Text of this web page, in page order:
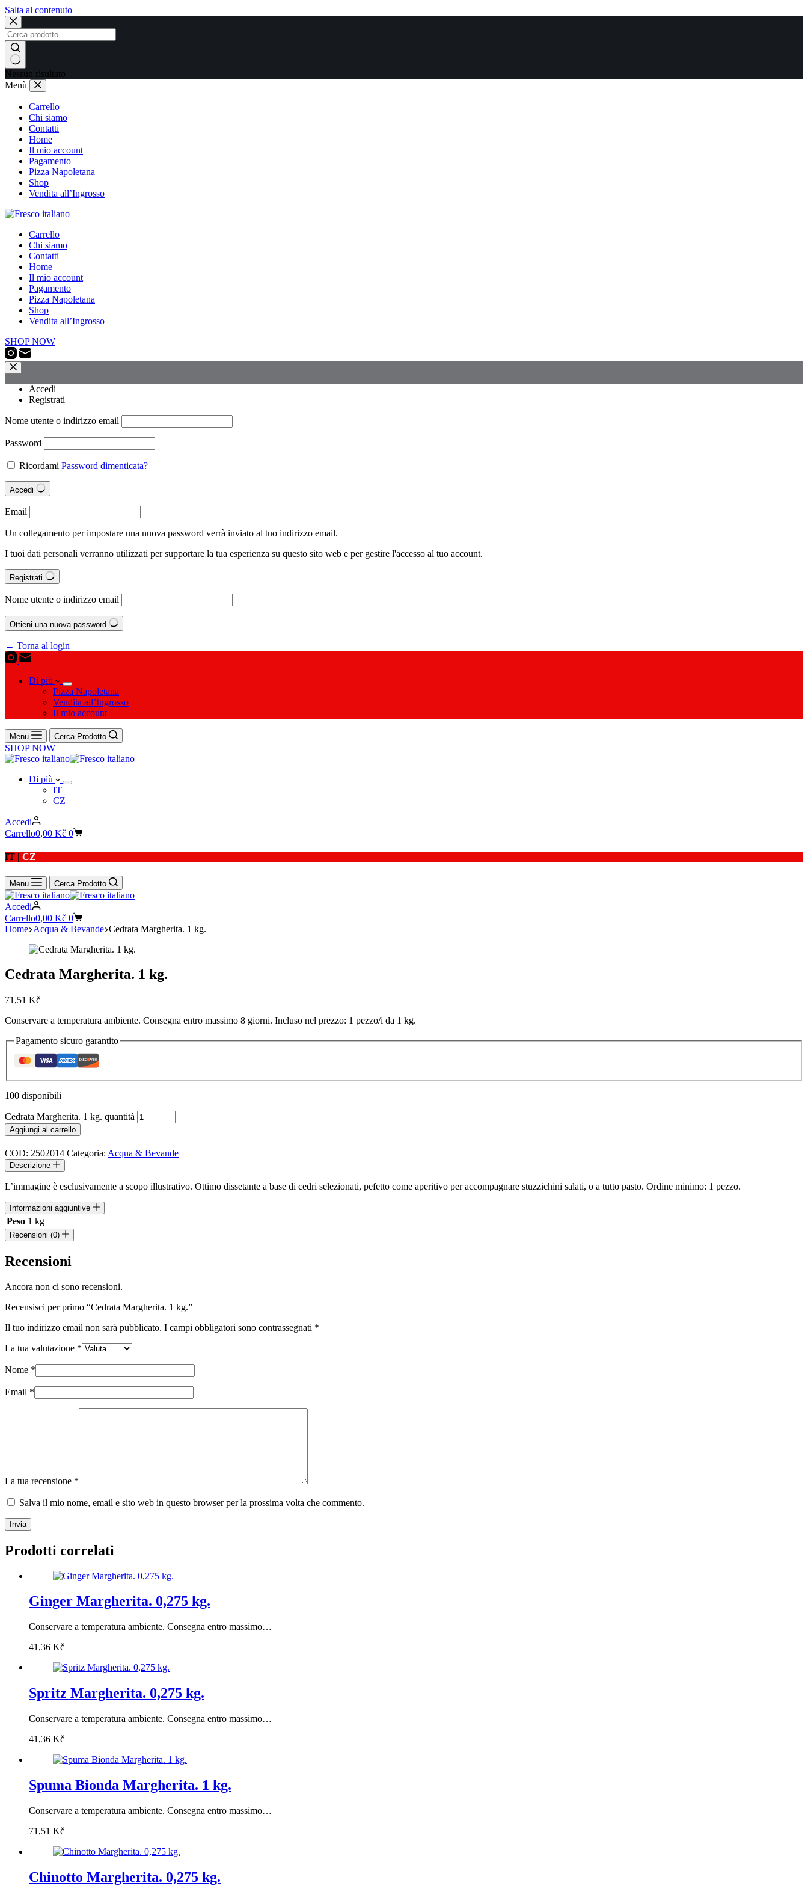
Salta al contenuto
Nessun risultato
Menù
Carrello
Chi siamo
Contatti
Home
Il mio account
Pagamento
Pizza Napoletana
Shop
Vendita all’Ingrosso
Carrello
Chi siamo
Contatti
Home
Il mio account
Pagamento
Pizza Napoletana
Shop
Vendita all’Ingrosso
SHOP NOW
Accedi
Registrati
Nome utente o indirizzo email
Password
Ricordami Password dimenticata?
Accedi
Email
Un collegamento per impostare una nuova password verrà inviato al tuo indirizzo email.
I tuoi dati personali verranno utilizzati per supportare la tua esperienza su questo sito web e per gestire l'accesso al tuo account.
Registrati
Nome utente o indirizzo email
Ottieni una nuova password
← Torna al login
Di più
Pizza Napoletana
Vendita all’Ingrosso
Il mio account
Menu Cerca Prodotto
SHOP NOW
Di più
IT
CZ
Accedi
Carrello0,00 Kč 0
IT | CZ
Menu Cerca Prodotto
Accedi
Carrello0,00 Kč 0
Home Acqua & Bevande Cedrata Margherita. 1 kg.
Cedrata Margherita. 1 kg.
71,51 Kč
Conservare a temperatura ambiente. Consegna entro massimo 8 giorni. Incluso nel prezzo: 1 pezzo/i da 1 kg.
Pagamento sicuro garantito
100 disponibili
Cedrata Margherita. 1 kg. quantità
Aggiungi al carrello
COD: 2502014 Categoria: Acqua & Bevande
Descrizione
L’immagine è esclusivamente a scopo illustrativo. Ottimo dissetante a base di cedri selezionati, pefetto come aperitivo per accompagnare stuzzichini salati, o a tutto pasto. Ordine minimo: 1 pezzo.
Informazioni aggiuntive
Peso 1 kg
Recensioni (0)
Recensioni
Ancora non ci sono recensioni.
Recensisci per primo “Cedrata Margherita. 1 kg.”
Il tuo indirizzo email non sarà pubblicato. I campi obbligatori sono contrassegnati *
La tua valutazione *
Nome *
Email *
La tua recensione *
Salva il mio nome, email e sito web in questo browser per la prossima volta che commento.
Invia
Prodotti correlati
Ginger Margherita. 0,275 kg.
Conservare a temperatura ambiente. Consegna entro massimo…
41,36 Kč
Spritz Margherita. 0,275 kg.
Conservare a temperatura ambiente. Consegna entro massimo…
41,36 Kč
Spuma Bionda Margherita. 1 kg.
Conservare a temperatura ambiente. Consegna entro massimo…
71,51 Kč
Chinotto Margherita. 0,275 kg.